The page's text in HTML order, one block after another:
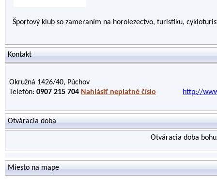
Športový klub so zameraním na horolezectvo, turistiku,
Kontakt
Okružná 1426/40, Púchov
Telefón: 0907 215 704 Nahlásiť neplatné číslo http://
Otváracia doba
Otváracia doba
Miesto na mape